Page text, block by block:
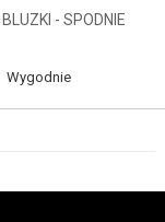
- SPODNIE
Wygodnie